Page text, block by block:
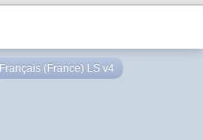
Français (France) LS v4